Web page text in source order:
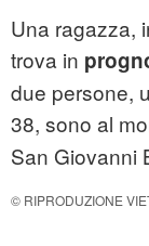
Una ragazza,
trova in
due persone,
38, sono al
San Giovanni
© RIPRODUZIONE